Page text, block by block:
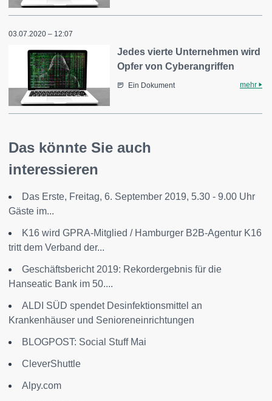
03.07.2020 – 12:07
Jedes vierte Unternehmen wird
Opfer von Cyberangriffen
Ein Dokument mehr
Das könnte Sie auch
interessieren
Das Erste, Freitag, 6. September 2019, 5.30 - 9.00 Uhr
Gäste im...
K16 wird GPRA-Mitglied / Hamburger B2B-Agentur K16
tritt dem Verband der...
Geschäftsbericht 2019: Rekordergebnis für die
Hanseatic Bank im 50....
ALDI SÜD spendet Desinfektionsmittel an
Krankenhäuser und Senioreneinrichtungen
BLOGPOST: Social Stuff Mai
CleverShuttle
Alpy.com